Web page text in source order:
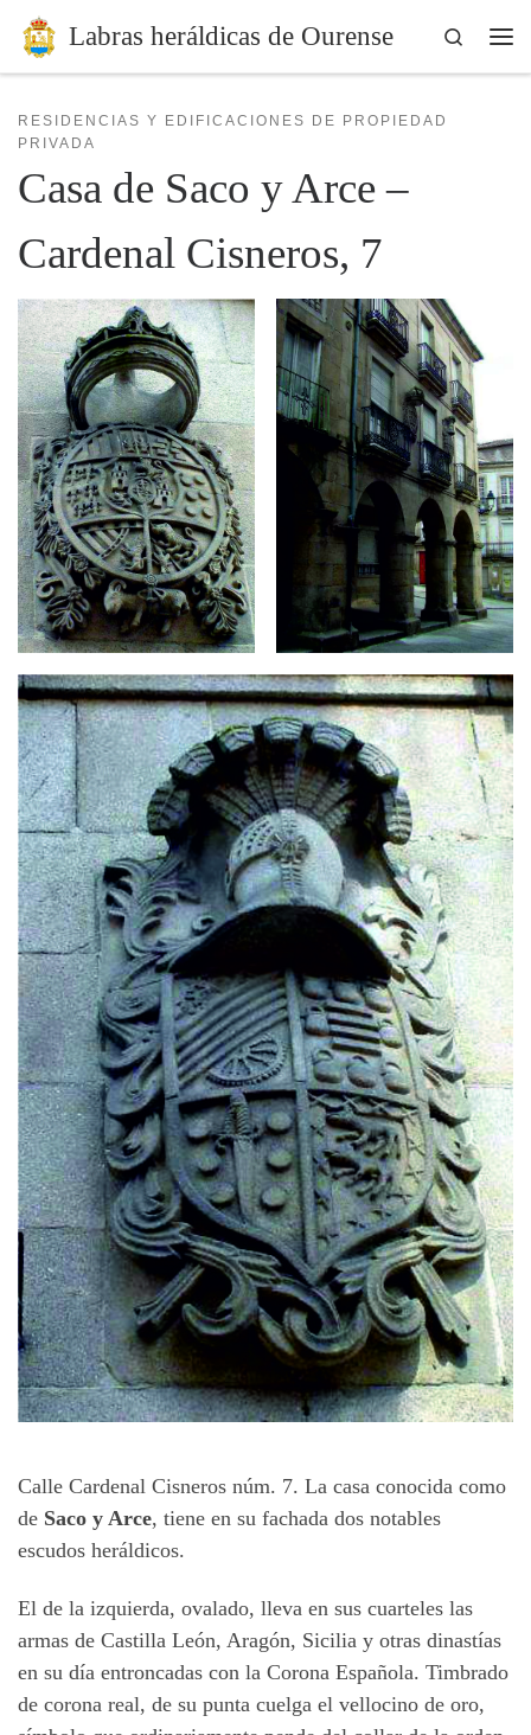
Skip to content
Labras heráldicas de Ourense
Search
RESIDENCIAS Y EDIFICACIONES DE PROPIEDAD
PRIVADA
Casa de Saco y Arce –
Cardenal Cisneros, 7
Calle Cardenal Cisneros núm. 7. La casa conocida como
de Saco y Arce, tiene en su fachada dos notables
escudos heráldicos.
El de la izquierda, ovalado, lleva en sus cuarteles las
armas de Castilla León, Aragón, Sicilia y otras dinastías
en su día entroncadas con la Corona Española. Timbrado
de corona real, de su punta cuelga el vellocino de oro,